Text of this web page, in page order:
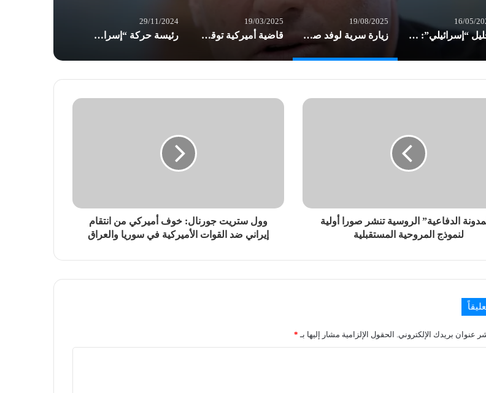
16/05/
تحليل “إسرائيلي”: الكشف عن زيارة نتنياهو أحرج الإمارات
19/08/2025
زيارة سرية لوفد صهيوني رفيع إلى الإمارات
19/03/2025
قاضية أميركية توقف حظر ترامب التحاق المتحولين جنسيا بالجيش
29/11/2024
رئيسة حركة “إسرائيلي”: نحن “خبيرو” إعلانات انتصار فارغة
الدفاعية” الروسية تنشر صورا أولية
لنموذج المروحية المستقبلية
وول ستريت جورنال: خوف أميركي من انتقام
إيراني ضد القوات الأميركية في سوريا والعراق
عنوان بريدك الإلكتروني. الحقول الإلزامية مشار إليها بـ *